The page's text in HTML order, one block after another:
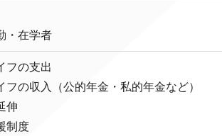
・在学者
フの支出
フの収入（公的年金・私的年金など）
伸
制度